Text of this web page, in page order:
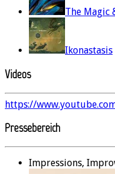
The Magic
Ikonastasis
Videos
https://
Pressebereich
Impressions,